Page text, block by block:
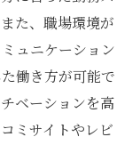
た、職場環境が
ュニケーション
働き方が可能で
ベーションを高
ミサイトやレビ